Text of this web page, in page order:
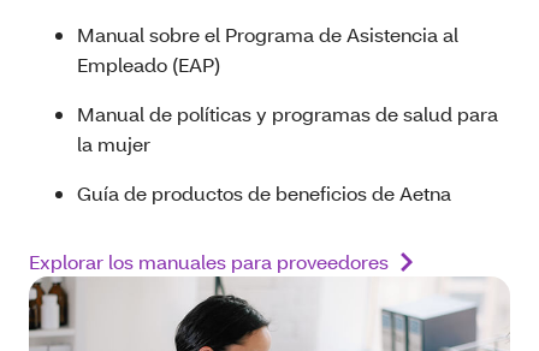
Manual sobre el Programa de Asistencia al
Empleado (EAP)
Manual de políticas y programas de salud para
la mujer
Guía de productos de beneficios de Aetna
Explorar los manuales para proveedores